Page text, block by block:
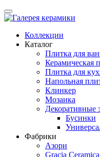
Коллекции
Каталог
Плитка для
Керамическая
Плитка для
Напольная
Клинкер
Мозаика
Декоративные
Бусинки
Фабрики
Азори
Gracia Ceramica